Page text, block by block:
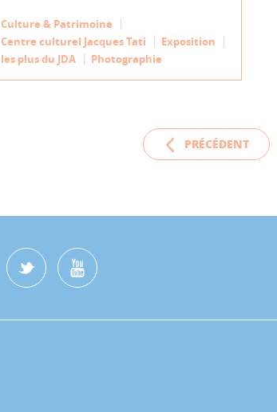
Culture & Patrimoine
Centre culturel Jacques Tati
Exposition
les plus du JDA
Photographie
PRÉCÉDENT